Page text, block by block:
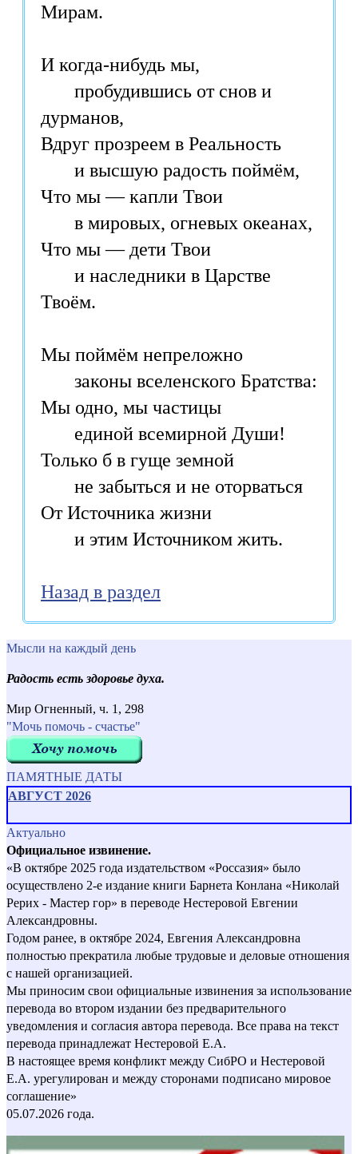
Мирам.
И когда-нибудь мы,
пробудившись от снов и
дурманов,
Вдруг прозреем в Реальность
и высшую радость поймём,
Что мы — капли Твои
в мировых, огневых океанах,
Что мы — дети Твои
и наследники в Царстве
Твоём.
Мы поймём непреложно
законы вселенского Братства:
Мы одно, мы частицы
единой всемирной Души!
Только б в гуще земной
не забыться и не оторваться
От Источника жизни
и этим Источником жить.
Назад в раздел
Мысли на каждый день
Радость есть здоровье духа.
Мир Огненный, ч. 1, 298
"Мочь помочь - счастье"
ПАМЯТНЫЕ ДАТЫ
АВГУСТ 2026
Актуально
Официальное извинение.
«В октябре 2025 года издательством «Россазия» было
осуществлено 2-е издание книги Барнета Конлана «Николай
Рерих - Мастер гор» в переводе Нестеровой Евгении
Александровны.
Годом ранее, в октябре 2024, Евгения Александровна
полностью прекратила любые трудовые и деловые отношения
с нашей организацией.
Мы приносим свои официальные извинения за использование
перевода во втором издании без предварительного
уведомления и согласия автора перевода. Все права на текст
перевода принадлежат Нестеровой Е.А.
В настоящее время конфликт между СибРО и Нестеровой
Е.А. урегулирован и между сторонами подписано мировое
соглашение»
05.07.2026 года.